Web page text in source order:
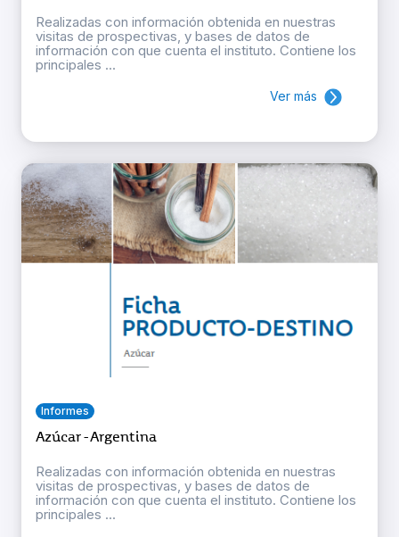
Realizadas con información obtenida en nuestras
visitas de prospectivas, y bases de datos de
información con que cuenta el instituto. Contiene los
principales ...
Ver más
Informes
Azúcar - Argentina
Realizadas con información obtenida en nuestras
visitas de prospectivas, y bases de datos de
información con que cuenta el instituto. Contiene los
principales ...